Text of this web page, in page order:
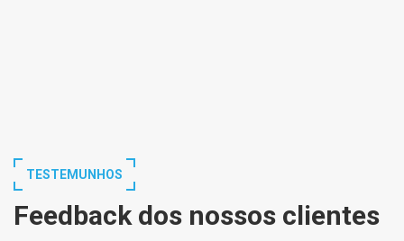
TESTEMUNHOS
Feedback dos nossos clientes